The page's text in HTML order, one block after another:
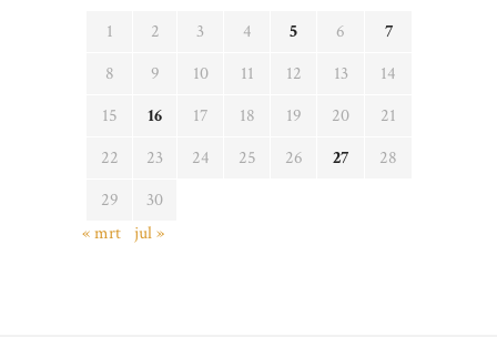
1 2 3 4 5 6
7
8
9 10 11 12 13
14
15
16 17 18 19 20
21
22
23 24 25 26 27
28
29
30
« mrt jul »